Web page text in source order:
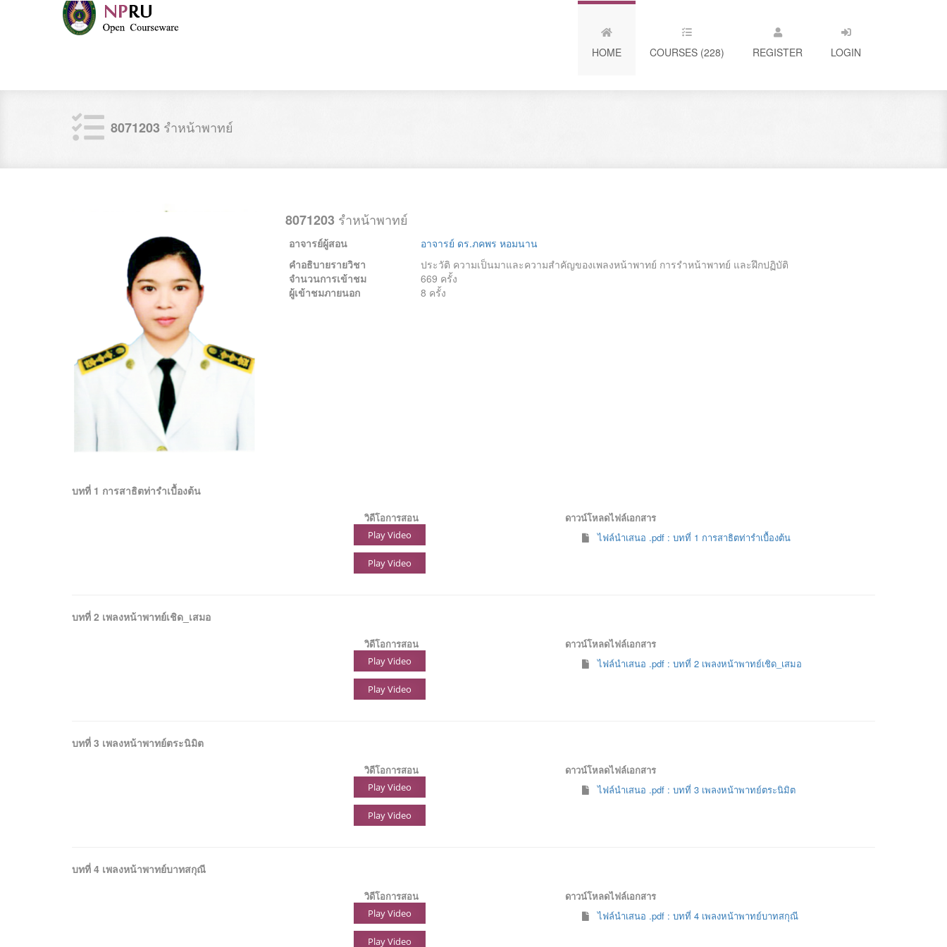
HOME COURSES (228) REGISTER LOGIN
8071203 รำหน้าพาทย์
8071203รำหน้าพาทย์
อาจารย์ผู้สอน
อาจารย์ ดร.ภคพร หอมนาน
คำอธิบายรายวิชา
ประวัติ ความเป็นมาและความสำคัญของเพลงหน้าพาทย์ การรำหน้าพาทย์ และฝึกปฏิบัติ
จำนวนการเข้าชม
669 ครั้ง
ผู้เข้าชมภายนอก
8 ครั้ง
บทที่ 1 การสาธิตท่ารำเบื้องต้น
วิดีโอการสอน
Play Video
Play Video
ดาวน์โหลดไฟล์เอกสาร
ไฟล์นำเสนอ .pdf : บทที่ 1 การสาธิตท่ารำเบื้องต้น
บทที่ 2 เพลงหน้าพาทย์เชิด_เสมอ
วิดีโอการสอน
Play Video
Play Video
ดาวน์โหลดไฟล์เอกสาร
ไฟล์นำเสนอ .pdf : บทที่ 2 เพลงหน้าพาทย์เชิด_เสมอ
บทที่ 3 เพลงหน้าพาทย์ตระนิมิต
วิดีโอการสอน
Play Video
Play Video
ดาวน์โหลดไฟล์เอกสาร
ไฟล์นำเสนอ .pdf : บทที่ 3 เพลงหน้าพาทย์ตระนิมิต
บทที่ 4 เพลงหน้าพาทย์บาทสกุณี
วิดีโอการสอน
Play Video
Play Video
ดาวน์โหลดไฟล์เอกสาร
ไฟล์นำเสนอ .pdf : บทที่ 4 เพลงหน้าพาทย์บาทสกุณี